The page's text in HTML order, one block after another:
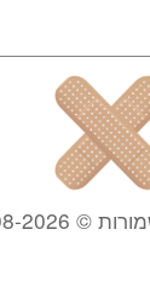
2008-2026